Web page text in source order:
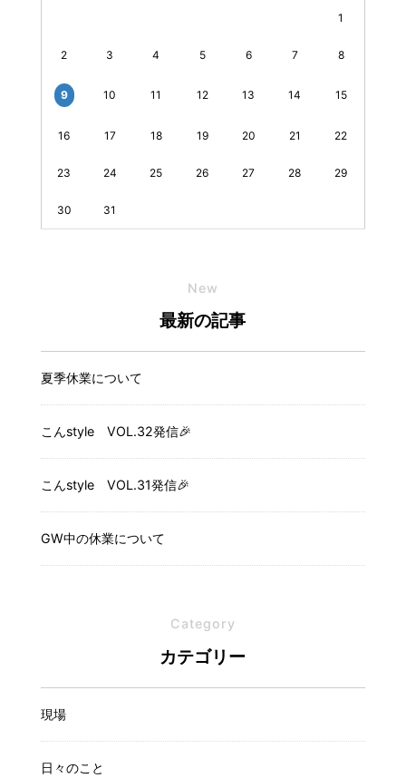
1
2 3 4 5 6 7 8
9 10 11 12 13 14 15
16 17 18 19 20 21 22
23 24 25 26 27 28 29
30 31
New
最新の記事
夏季休業について
こんstyle VOL.32発信🎉
こんstyle VOL.31発信🎉
GW中の休業について
Category
カテゴリー
現場
日々のこと